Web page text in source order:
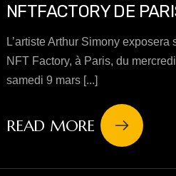
NFTFACTORY DE
L’artiste Arthur Simony exposera
NFT Factory, à Paris, du
samedi 9 mars [...]
READ MORE